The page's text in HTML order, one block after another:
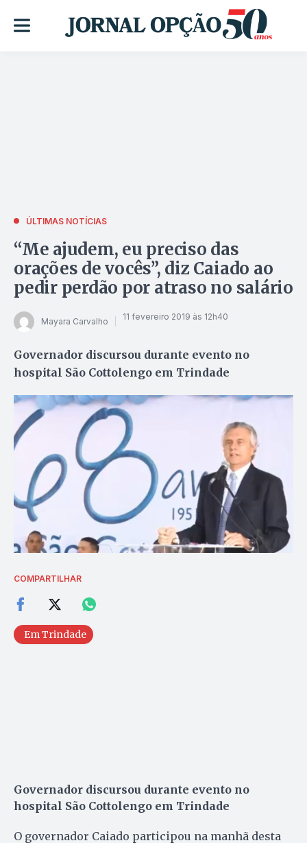
ÚLTIMAS NOTÍCIAS
“Me ajudem, eu preciso das
orações de vocês”, diz Caiado ao
pedir perdão por atraso no salário
Mayara Carvalho 11 fevereiro 2019 às 12h40
Governador discursou durante evento no
hospital São Cottolengo em Trindade
COMPARTILHAR
Em Trindade
Governador discursou durante evento no
hospital São Cottolengo em Trindade
O governador Caiado participou na manhã desta